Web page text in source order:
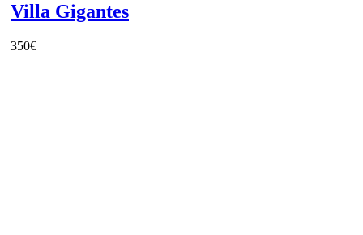
Villa Gigantes
350€